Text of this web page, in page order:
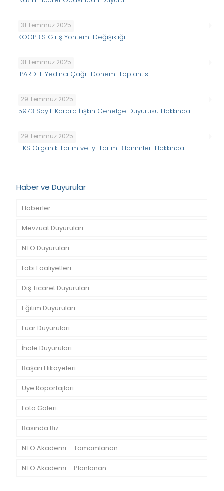
31 Temmuz 2025
KOOPBİS Giriş Yöntemi Değişikliği
31 Temmuz 2025
IPARD III Yedinci Çağrı Dönemi Toplantısı
29 Temmuz 2025
5973 Sayılı Karara İlişkin Genelge Duyurusu Hakkında
29 Temmuz 2025
HKS Organik Tarım ve İyi Tarım Bildirimleri Hakkında
Haber ve Duyurular
Haberler
Mevzuat Duyuruları
NTO Duyuruları
Lobi Faaliyetleri
Dış Ticaret Duyuruları
Eğitim Duyuruları
Fuar Duyuruları
İhale Duyuruları
Başarı Hikayeleri
Üye Röportajları
Foto Galeri
Basında Biz
NTO Akademi – Tamamlanan
NTO Akademi – Planlanan